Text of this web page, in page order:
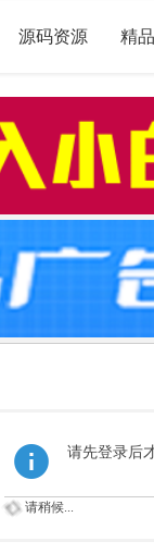
源码资源 精
请先登录后
请稍候...